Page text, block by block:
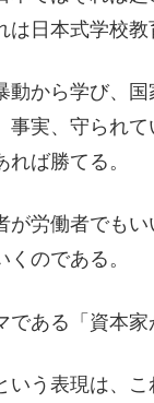
は日本式学校
動から学び、
事実、守られ
ば勝てる。
が労働者でも
くのである。
である「資本
いう表現は、